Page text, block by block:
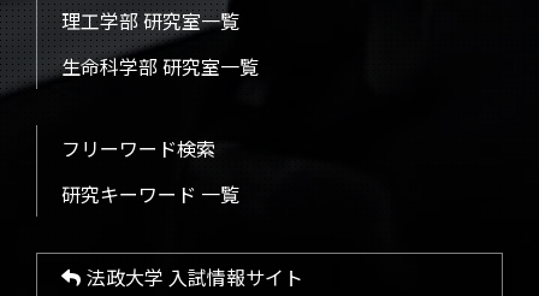
理工学部 研究室一覧
生命科学部 研究室一覧
フリーワード検索
研究キーワード 一覧
法政大学 入試情報サイト